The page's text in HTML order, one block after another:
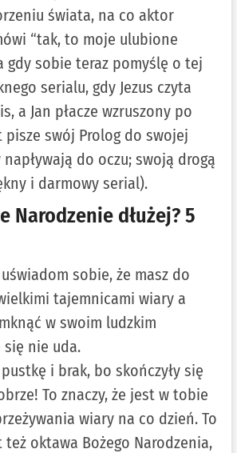
świata, na co aktor
“tak, to moje ulubione
gdy sobie teraz pomyślę o tej
serialu, gdy Jezus czyta
a Jan płacze wzruszony po
pisze swój Prolog do swojej
napływają do oczu; swoją drogą
i darmowy serial).
Narodzenie dłużej? 5
sobie, że masz do
tajemnicami wiary a
w swoim ludzkim
się nie uda.
i brak, bo skończyły się
To znaczy, że jest w tobie
wiary na co dzień. To
oktawa Bożego Narodzenia,